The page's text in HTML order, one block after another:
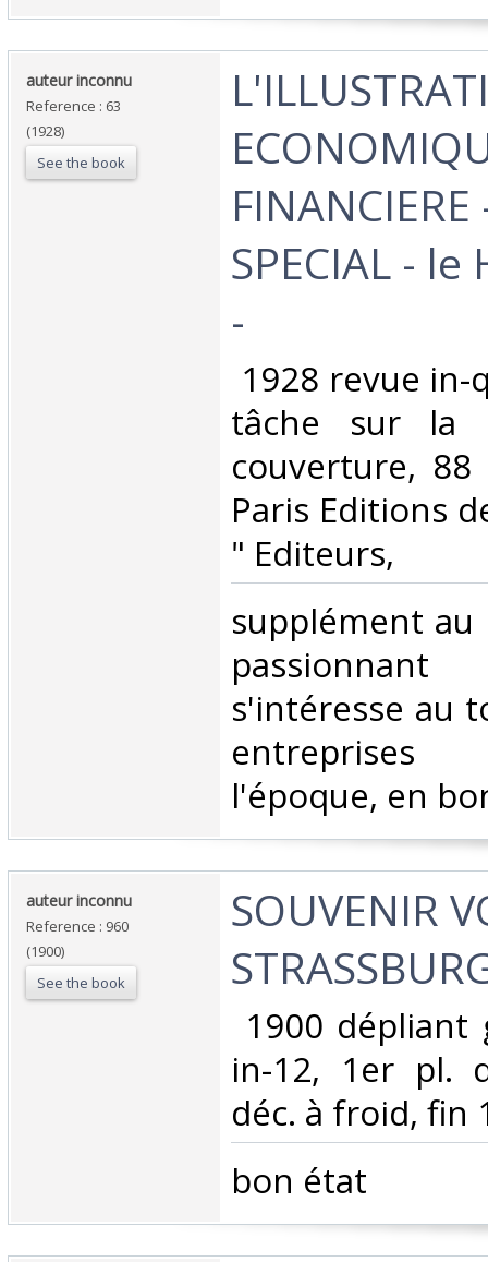
‎auteur inconnu‎
Reference : 63
(1928)
See the book
SPECIAL - le
-‎
1928 revue
tâche sur la
couverture, 88
Paris Editions
" Editeurs,‎
‎supplément
s'intéresse au
l'époque, en
‎auteur inconnu‎
Reference : 960
(1900)
See the book
‎SOUVENIR
1900
in-12, 1er pl.
déc. à froid, fin
‎bon état ‎